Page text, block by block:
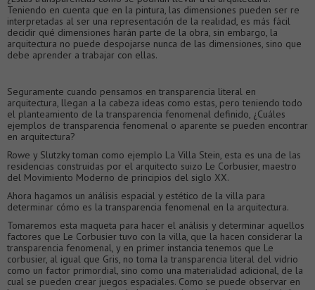
Teniendo en cuenta que en la pintura, las dimensiones pueden ser re
interpretadas al ser una representación de la realidad, es más fácil
decidir qué dimensiones harán parte de la obra, sin embargo, la
arquitectura no puede despojarse nunca de las dimensiones, sino que
debe aprender a trabajar con ellas.
Seguramente cuando pensamos en transparencia literal en
arquitectura, llegan a la cabeza ideas como estas, pero teniendo todo
el planteamiento de la transparencia fenomenal definido, ¿Cuáles
ejemplos de transparencia fenomenal o aparente se pueden encontrar
en arquitectura?
Rowe y Slutzky toman como ejemplo La Villa Stein, esta es una de las
residencias construidas por el arquitecto suizo Le Corbusier, maestro
del Movimiento Moderno de principios del siglo XX.
Ahora hagamos un análisis espacial y estético de la villa para
determinar cómo es la transparencia fenomenal en la arquitectura.
Tomaremos esta maqueta para hacer el análisis y determinar aquellos
factores que Le Corbusier tuvo con la villa, que la hacen considerar la
transparencia fenomenal, y en primer instancia tenemos que Le
corbusier, al igual que Gris, no toma la transparencia literal del vidrio
como un factor primordial, sino como una materialidad adicional, de la
cual se pueden crear juegos espaciales. Como se puede observar en